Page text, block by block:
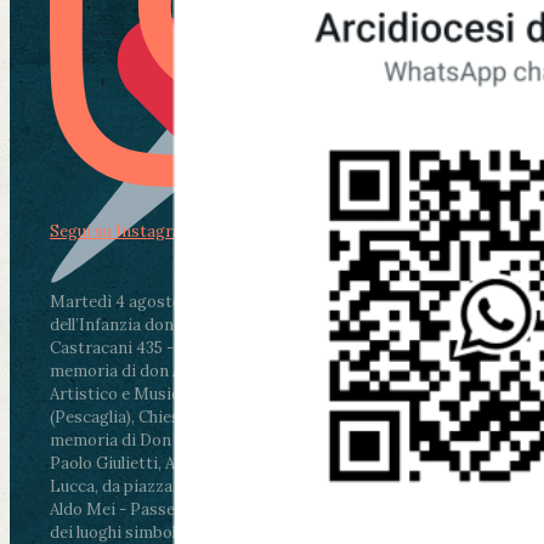
Martedì 4 agosto2026
ore 11:30 - Lucca, Scuola
dell’Infanzia don Aldo Mei - Viale Castruccio
Castracani 435 - Inaugurazione murales in
memoria di don Aldo Mei curato dal Liceo
Artistico e Musicale “Passaglia”
ore 18 - Fiano
(Pescaglia), Chiesa parrocchiale - Messa in
memoria di Don Aldo Mei celebrata da mons.
Paolo Giulietti, Arcivescovo di Lucca
ore 20.30 -
Lucca, da piazza San Michele al Cippo di don
Aldo Mei - Passeggiata della Memoria in alcuni
dei luoghi simbolo della città. Ritrovo alle ore
Segui su Instagram